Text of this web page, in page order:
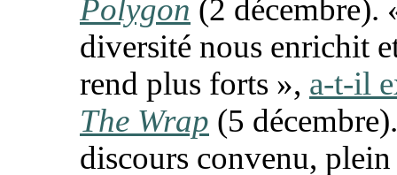
Polygon (2 décembre).
diversité nous enrichit
rend plus forts », a-t-il
The Wrap (5
discours convenu,